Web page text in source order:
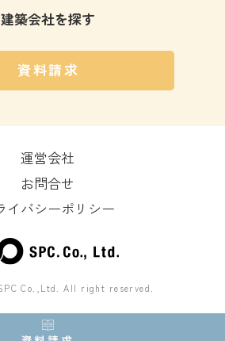
建築会社を探す
資料請求
運営会社
お問合せ
イバシーポリシー
Co.,Ltd. All right reserved.